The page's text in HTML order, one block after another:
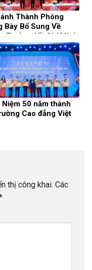
Thành Phòng
Bày Bổ Sung Về
Trường Hồ Chí Minh
Niệm 50 năm thành
Cao đẳng Việt
thị công khai. Các